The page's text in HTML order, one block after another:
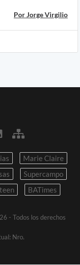
Por Jorge Virgilio
Marie Claire
Supercampo
BATimes
- Todos los derechos
Nro.